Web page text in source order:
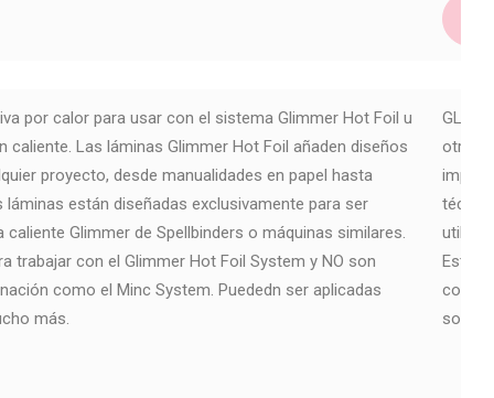
por calor para usar con el sistema Glimmer Hot Foil u
Las láminas Glimmer Hot Foil añaden diseños
proyecto, desde manualidades en papel hasta
están diseñadas exclusivamente para ser
Glimmer de Spellbinders o máquinas similares.
trabajar con el Glimmer Hot Foil System y NO son
como el Minc System. Puededn ser aplicadas
más.
GLF-
otras
Estas
sobre